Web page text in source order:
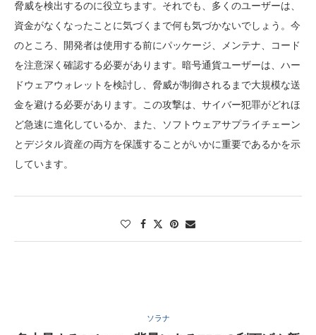
脅威を検出するのに役立ちます。それでも、多くのユーザーは、
資金がなくなったことに気づくまで何も気づかないでしょう。今
のところ、開発者は使用する前にパッケージ、メンテナ、コード
を注意深く確認する必要があります。暗号通貨ユーザーは、ハー
ドウェアウォレットを検討し、脅威が制御されるまで大規模な送
金を避ける必要があります。この攻撃は、サイバー犯罪がどれほ
ど急速に進化しているか、また、ソフトウェアサプライチェーン
とデジタル資産の両方を保護することがいかに重要であるかを示
しています。
ソラナ